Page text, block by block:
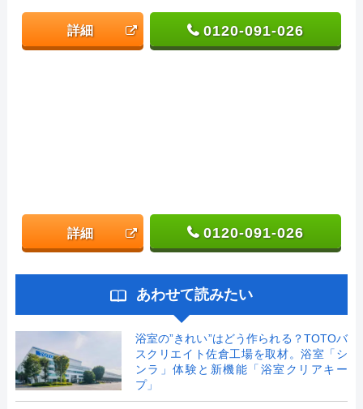
詳細 0120-091-026
詳細 0120-091-026
あわせて読みたい
浴室の”きれい”はどう作られる？TOTOバ
スクリエイト佐倉工場を取材。浴室「シ
ンラ」体験と新機能「浴室クリアキー
プ」